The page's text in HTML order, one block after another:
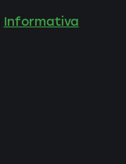
Informativa